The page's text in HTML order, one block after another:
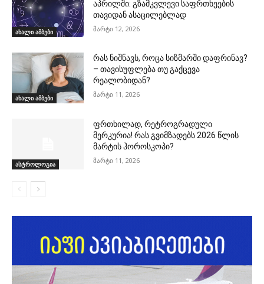
ახალი ამბები
აპრილში: გზამკვლევი საფრთხეების
თავიდან ასაცილებლად
მარტი 12, 2026
ახალი ამბები
რას ნიშნავს, როცა სიზმარში დაფრინავ?
– თავისუფლება თუ გაქცევა
რეალობიდან?
მარტი 11, 2026
ასტროლოგია
ფრთხილად, რეტროგრადული
მერკურია! რას გვიმზადებს 2026 წლის
მარტის ჰოროსკოპი?
მარტი 11, 2026